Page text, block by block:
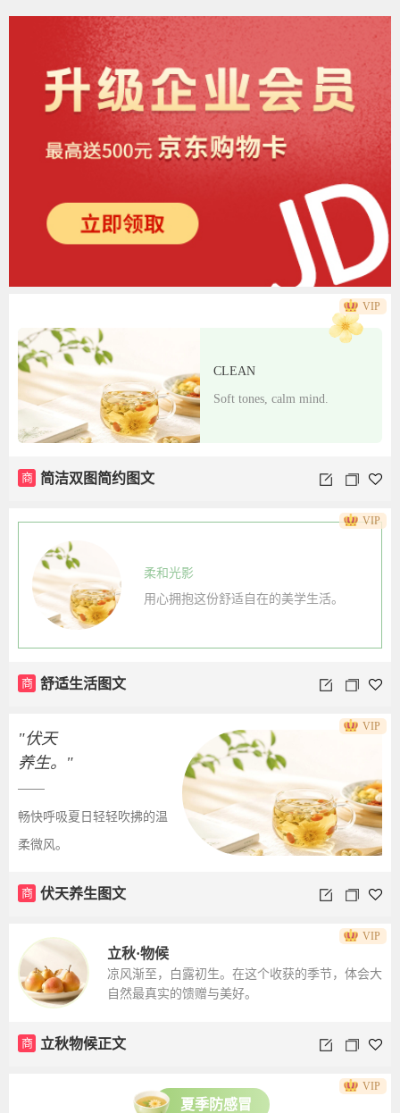
CLEAN
Soft tones, calm mind.
商 简洁双图简约图文
VIP
柔和光影
用心拥抱这份舒适自在的美学生活。
商 舒适生活图文
VIP
"伏天
养生。"
畅快呼吸夏日轻轻吹拂的温
柔微风。
商 伏天养生图文
VIP
立秋·物候
凉风渐至，白露初生。在这个收获的季节，体会大
自然最真实的馈赠与美好。
商 立秋物候正文
VIP
夏季防感冒
VIP